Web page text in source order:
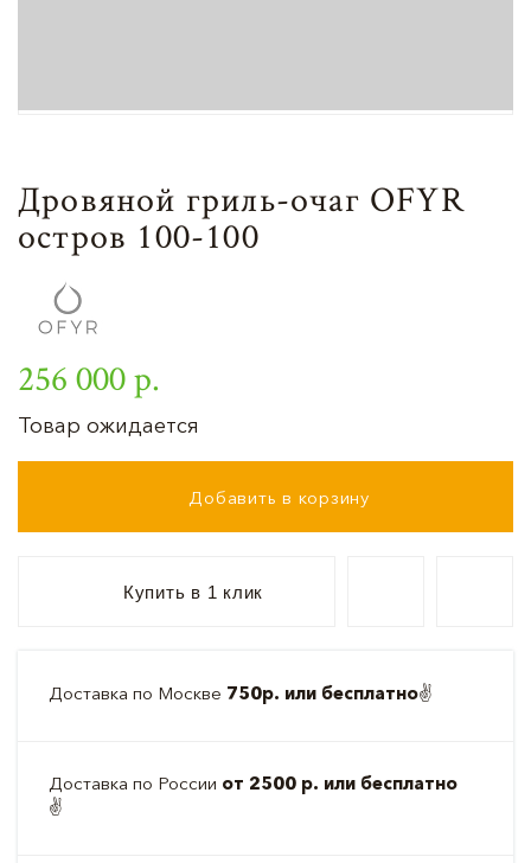
Дровяной гриль-очаг OFYR
остров 100-100
256 000 р.
Товар ожидается
Добавить в корзину
Купить в 1 клик
Доставка по Москве 750р. или бесплатно✌️
Доставка по России от 2500 р. или бесплатно
✌️